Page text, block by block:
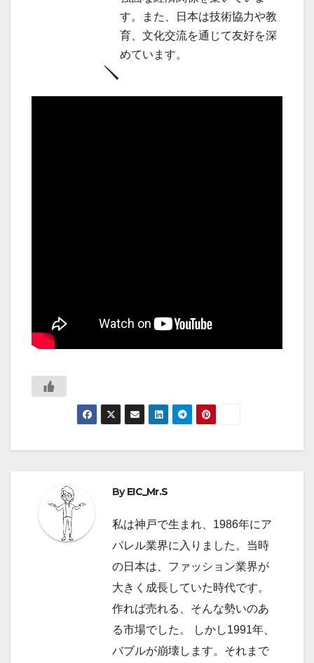
す。また、日本は技術協力や教
育、文化交流を通じて友好を深
めています。
ByEIC_Mr.S
私は神戸で生まれ、1986年にア
パレル業界に入りました。当時
の日本は、ファッション業界が
大きく成長していた時代です。
作れば売れる、そんな勢いのあ
る市場でした。 しかし1991年、
バブルが崩壊します。それまで